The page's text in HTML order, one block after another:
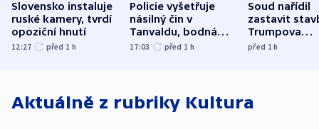
Slovensko instaluje
ruské kamery, tvrdí
opoziční hnutí
12:27 před 1 h
Policie vyšetřuje
násilný čin v
Tanvaldu, bodná
zranění při něm
17:03 před 1 h
Soud nařídil
zastavit
Trumpova
tanečního
před 1h
Aktuálně z rubriky Kultura